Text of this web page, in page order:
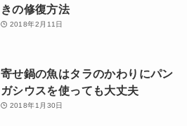
きの修復方法
2018年2月11日
寄せ鍋の魚はタラのかわりにパン
ガシウスを使っても大丈夫
2018年1月30日